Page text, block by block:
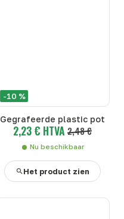
-10 %
Gegrafeerde plastic pot
2,23 € HTVA 2,48 €
Nu beschikbaar
Het product zien